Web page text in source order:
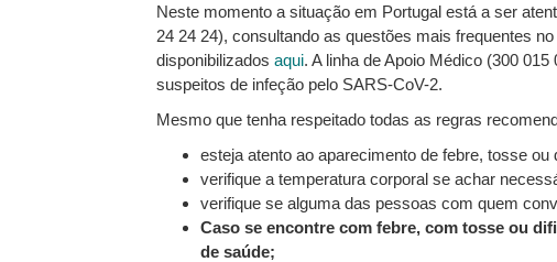
Neste momento a situação em Portugal está a ser
24 24 24), consultando as questões mais frequentes no
disponibilizados aqui. A linha de Apoio Médico (300
suspeitos de infeção pelo SARS-CoV-2.
Mesmo que tenha respeitado todas as regras
esteja atento ao aparecimento de febre, tosse ou
verifique a temperatura corporal se achar
verifique se alguma das pessoas com quem
Caso se encontre com febre, com tosse ou
de saúde;